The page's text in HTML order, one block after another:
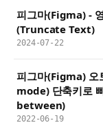
피그마(Figma) -
(Truncate Text)
2024-07-22
피그마(Figma) 오
mode) 단축키로
between)
2022-06-19